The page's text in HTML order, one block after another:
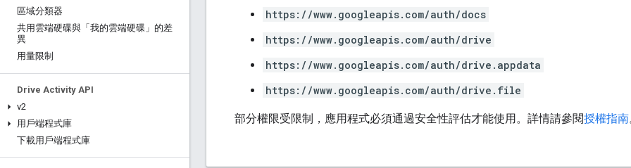
區域分類器
共用雲端硬碟與「我的雲端硬碟」的差
異
用量限制
Drive Activity API
v2
用戶端程式庫
下載用戶端程式庫
https://www.googleapis.com/auth/docs
https://www.googleapis.com/auth/drive
https://www.googleapis.com/auth/drive.appdata
https://www.googleapis.com/auth/drive.file
部分權限受限制，應用程式必須通過安全性評估才能使用。詳情請參閱授權指南